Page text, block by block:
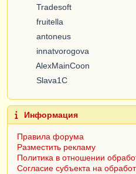
Tradesoft
fruitella
antoneus
innatvorogova
AlexMainCoon
Slava1C
Информация
Правила форума
Разместить рекламу
Политика в отношении
Согласие субъекта на